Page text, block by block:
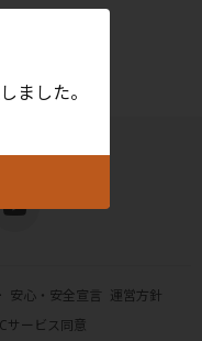
安心・安全宣言 運営方針
サービス同意
ました。